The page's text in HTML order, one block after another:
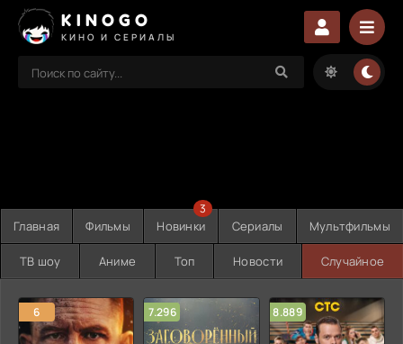
KINOGO
КИНО И СЕРИАЛЫ
Главная Фильмы Новинки
3
Сериалы Мультфильмы
ТВ шоу Аниме Топ Новости Случайное
6 7.296 8.889